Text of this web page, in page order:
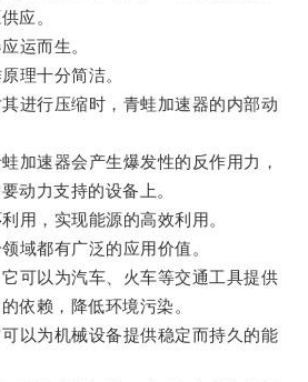
应。
运而生。
十分简洁。
行压缩时，青蛙加速器的内部动
速器会产生爆发性的反作用力，
动力支持的设备上。
，实现能源的高效利用。
都有广泛的应用价值。
以为汽车、火车等交通工具提供
依赖，降低环境污染。
为机械设备提供稳定而持久的能